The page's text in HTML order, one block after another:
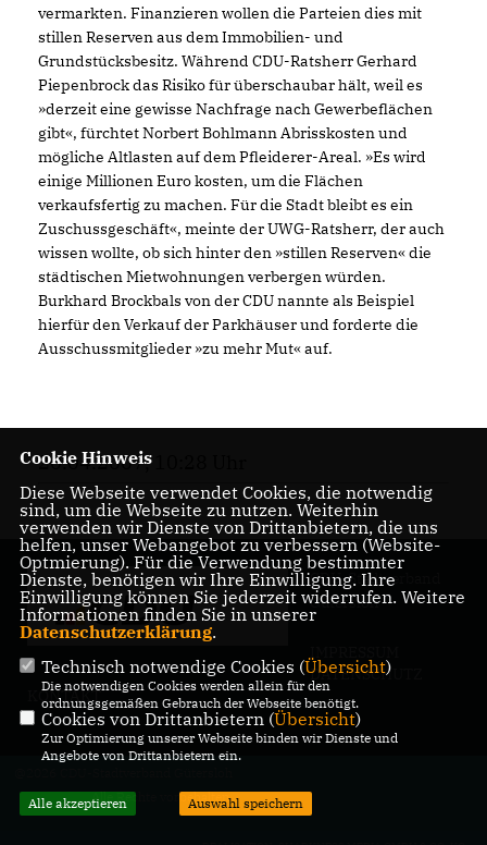
vermarkten. Finanzieren wollen die Parteien dies mit
stillen Reserven aus dem Immobilien- und
Grundstücksbesitz. Während CDU-Ratsherr Gerhard
Piepenbrock das Risiko für überschaubar hält, weil es
»derzeit eine gewisse Nachfrage nach Gewerbeflächen
gibt«, fürchtet Norbert Bohlmann Abrisskosten und
mögliche Altlasten auf dem Pfleiderer-Areal. »Es wird
einige Millionen Euro kosten, um die Flächen
verkaufsfertig zu machen. Für die Stadt bleibt es ein
Zuschussgeschäft«, meinte der UWG-Ratsherr, der auch
wissen wollte, ob sich hinter den »stillen Reserven« die
städtischen Mietwohnungen verbergen würden.
Burkhard Brockbals von der CDU nannte als Beispiel
hierfür den Verkauf der Parkhäuser und forderte die
Ausschussmitglieder »zu mehr Mut« auf.
20.04.2007, 10:28 Uhr
CDU-Stadtverband
Gütersloh
DATENSCHUTZ
KONTAKT
Alle Rechte vorbehalten.
Cookie Hinweis
Diese Webseite verwendet Cookies, die notwendig
sind, um die Webseite zu nutzen. Weiterhin
verwenden wir Dienste von Drittanbietern, die uns
helfen, unser Webangebot zu verbessern (Website-
Optmierung). Für die Verwendung bestimmter
Dienste, benötigen wir Ihre Einwilligung. Ihre
Einwilligung können Sie jederzeit widerrufen. Weitere
Informationen finden Sie in unserer
Datenschutzerklärung.
Technisch notwendige Cookies (Übersicht)
Die notwendigen Cookies werden allein für den
ordnungsgemäßen Gebrauch der Webseite benötigt.
Cookies von Drittanbietern (Übersicht)
Zur Optimierung unserer Webseite binden wir Dienste und
Angebote von Drittanbietern ein.
Alle akzeptieren Auswahl speichern